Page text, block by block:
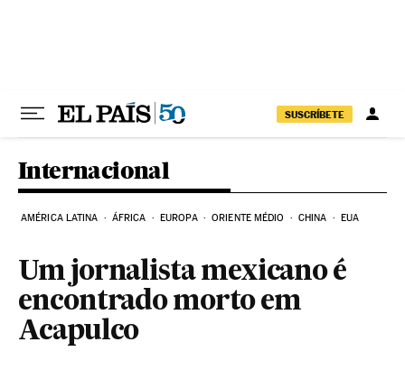
SUSCRÍBETE
Internacional
AMÉRICA LATINA ÁFRICA EUROPA ORIENTE MÉDIO CHINA EUA
Um jornalista mexicano é
encontrado morto em
Acapulco